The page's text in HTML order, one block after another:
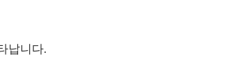
납니다.